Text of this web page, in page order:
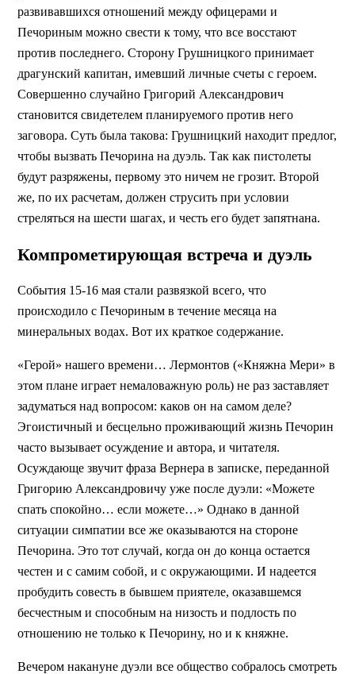
развивавшихся отношений между офицерами и
Печориным можно свести к тому, что все восстают
против последнего. Сторону Грушницкого принимает
драгунский капитан, имевший личные счеты с героем.
Совершенно случайно Григорий Александрович
становится свидетелем планируемого против него
заговора. Суть была такова: Грушницкий находит предлог,
чтобы вызвать Печорина на дуэль. Так как пистолеты
будут разряжены, первому это ничем не грозит. Второй
же, по их расчетам, должен струсить при условии
стреляться на шести шагах, и честь его будет запятнана.
Компрометирующая встреча и дуэль
События 15-16 мая стали развязкой всего, что
происходило с Печориным в течение месяца на
минеральных водах. Вот их краткое содержание.
«Герой» нашего времени… Лермонтов («Княжна Мери» в
этом плане играет немаловажную роль) не раз заставляет
задуматься над вопросом: каков он на самом деле?
Эгоистичный и бесцельно проживающий жизнь Печорин
часто вызывает осуждение и автора, и читателя.
Осуждающе звучит фраза Вернера в записке, переданной
Григорию Александровичу уже после дуэли: «Можете
спать спокойно… если можете…» Однако в данной
ситуации симпатии все же оказываются на стороне
Печорина. Это тот случай, когда он до конца остается
честен и с самим собой, и с окружающими. И надеется
пробудить совесть в бывшем приятеле, оказавшемся
бесчестным и способным на низость и подлость по
отношению не только к Печорину, но и к княжне.
Вечером накануне дуэли все общество собралось смотреть